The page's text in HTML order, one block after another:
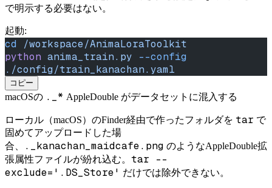
で明示する必要はない。
起動:
cd /workspace/AnimaLoraToolkit
python anima_train.py --config
./config/train_kanachan.yaml
コピー
macOSの ._* AppleDouble がデータセットに混入する
ローカル（macOS）のFinder経由で作ったフォルダを tar で
固めてアップロードした場
合、
._kanachan_maidcafe.png のようなAppleDouble拡
張属性ファイルが紛れ込む。 tar --
exclude='.DS_Store' だけでは除外できない。